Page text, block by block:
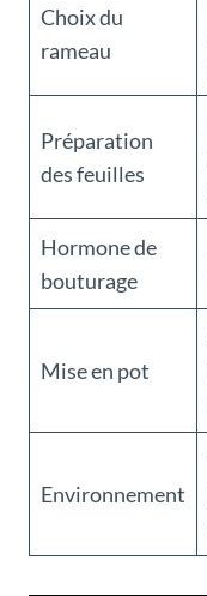
Choix du
rameau
Préparation
des feuilles
Hormone de
bouturage
Mise en pot
Environnement